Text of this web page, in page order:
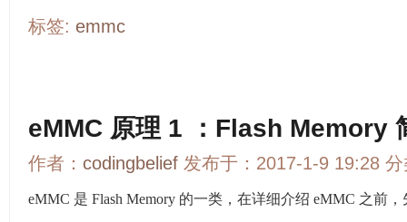
标签: emmc
eMMC 原理 1 ：Flash Memory
作者： codingbelief 发布于：2017-1-9 19:28
eMMC 是 Flash Memory 的一类，在详细介绍 eMMC 之前